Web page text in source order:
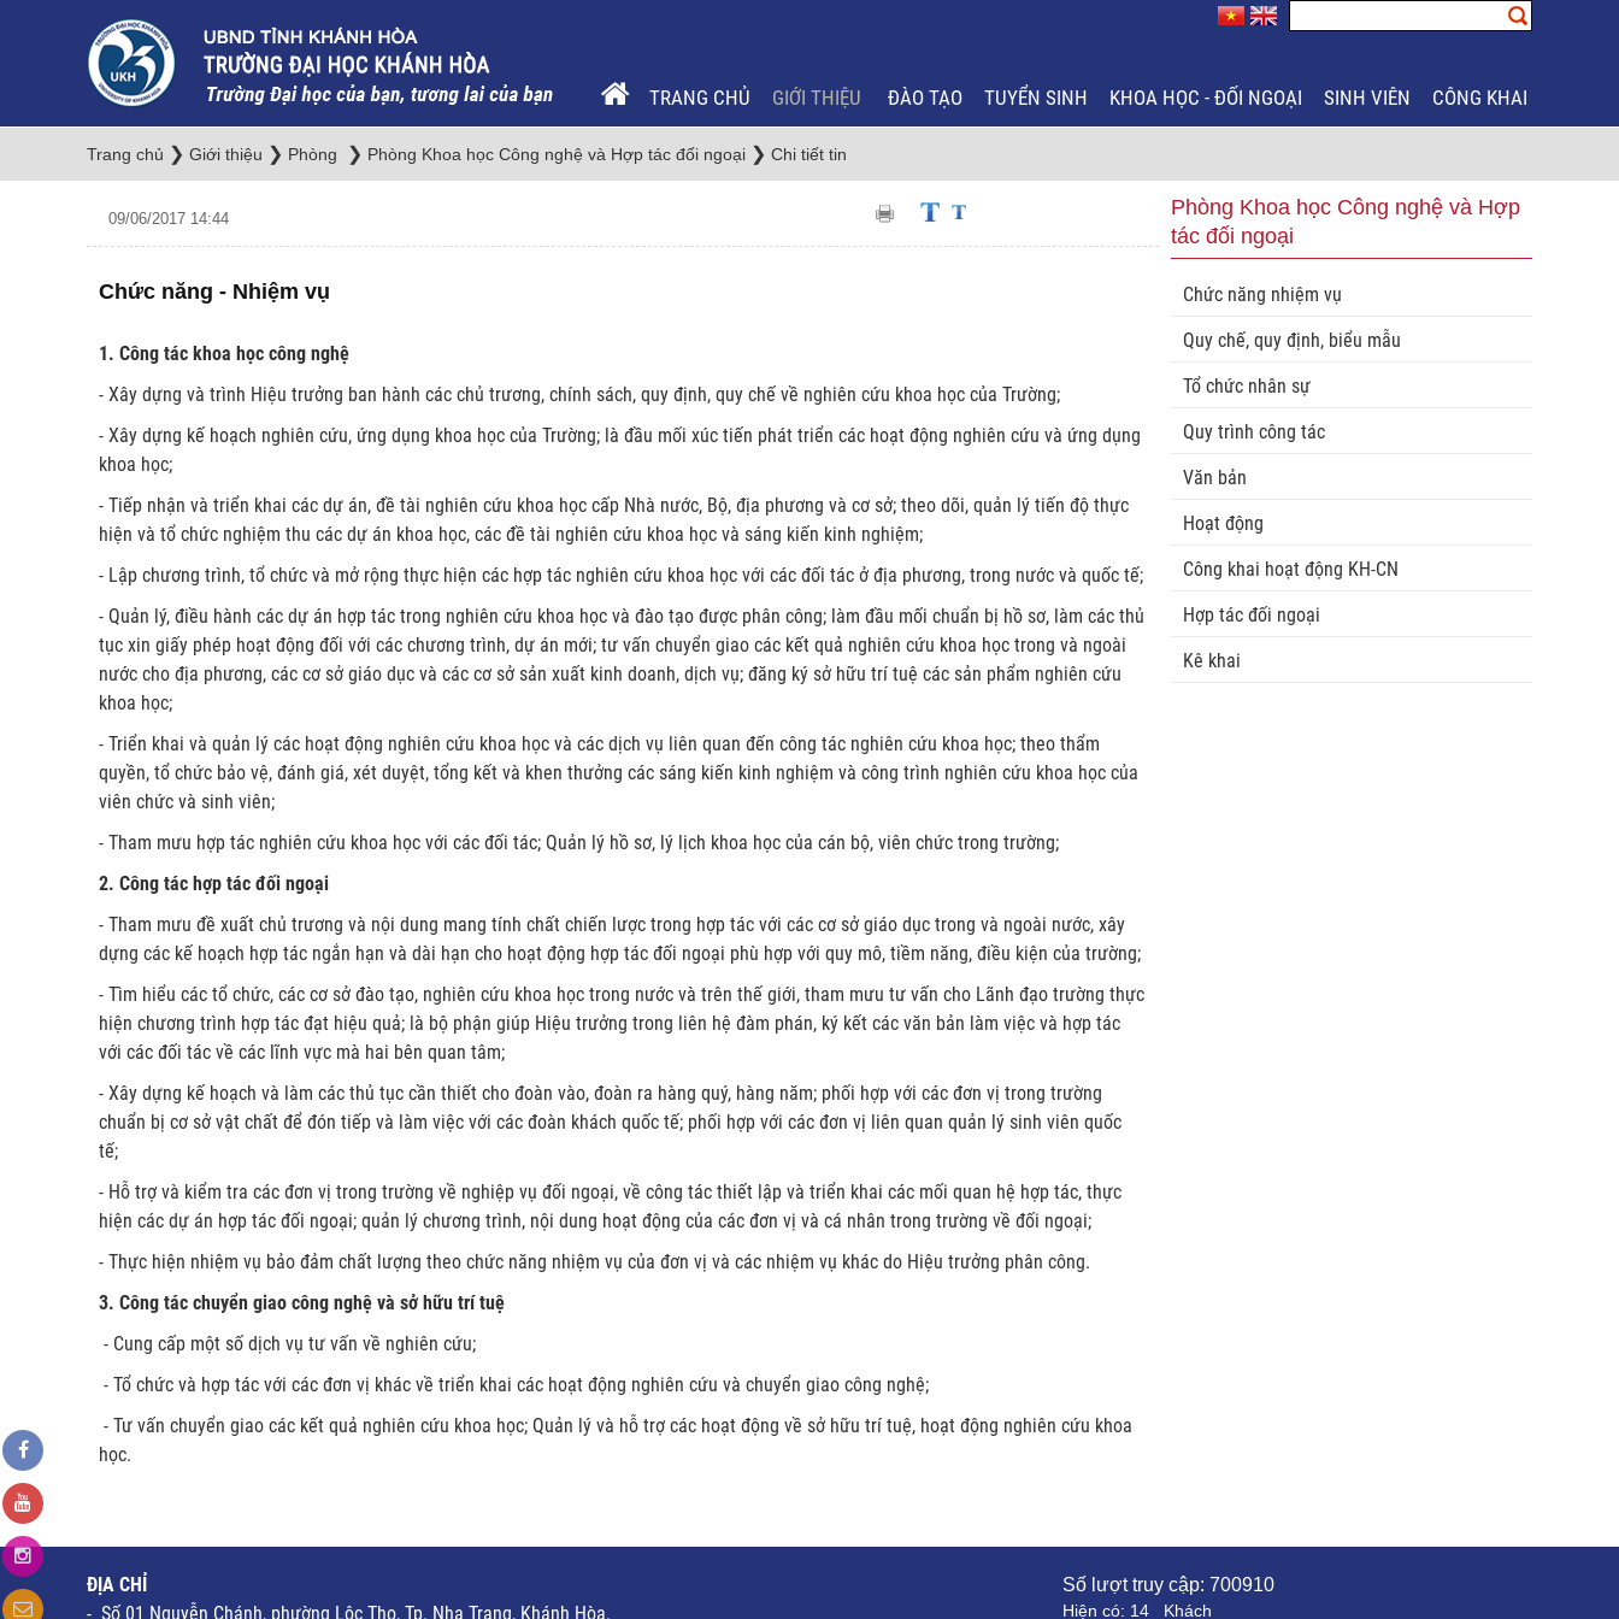
TRANG CHỦ GIỚI THIỆU ĐÀO TẠO TUYỂN SINH KHOA HỌC - ĐỐI NGOẠI SINH VIÊN CÔNG KHAI
Trang chủ ❯ Giới thiệu ❯ Phòng ❯ Phòng Khoa học Công nghệ và Hợp tác đối ngoại ❯ Chi tiết tin
09/06/2017 14:44
Chức năng - Nhiệm vụ
1. Công tác khoa học công nghệ
- Xây dựng và trình Hiệu trưởng ban hành các chủ trương, chính sách, quy định, quy chế về nghiên cứu khoa học của Trường;
- Xây dựng kế hoạch nghiên cứu, ứng dụng khoa học của Trường; là đầu mối xúc tiến phát triển các hoạt động nghiên cứu và ứng dụng
khoa học;
- Tiếp nhận và triển khai các dự án, đề tài nghiên cứu khoa học cấp Nhà nước, Bộ, địa phương và cơ sở; theo dõi, quản lý tiến độ thực
hiện và tổ chức nghiệm thu các dự án khoa học, các đề tài nghiên cứu khoa học và sáng kiến kinh nghiệm;
- Lập chương trình, tổ chức và mở rộng thực hiện các hợp tác nghiên cứu khoa học với các đối tác ở địa phương, trong nước và quốc tế;
- Quản lý, điều hành các dự án hợp tác trong nghiên cứu khoa học và đào tạo được phân công; làm đầu mối chuẩn bị hồ sơ, làm các thủ
tục xin giấy phép hoạt động đối với các chương trình, dự án mới; tư vấn chuyển giao các kết quả nghiên cứu khoa học trong và ngoài
nước cho địa phương, các cơ sở giáo dục và các cơ sở sản xuất kinh doanh, dịch vụ; đăng ký sở hữu trí tuệ các sản phẩm nghiên cứu
khoa học;
- Triển khai và quản lý các hoạt động nghiên cứu khoa học và các dịch vụ liên quan đến công tác nghiên cứu khoa học; theo thẩm
quyền, tổ chức bảo vệ, đánh giá, xét duyệt, tổng kết và khen thưởng các sáng kiến kinh nghiệm và công trình nghiên cứu khoa học của
viên chức và sinh viên;
- Tham mưu hợp tác nghiên cứu khoa học với các đối tác; Quản lý hồ sơ, lý lịch khoa học của cán bộ, viên chức trong trường;
2. Công tác hợp tác đối ngoại
- Tham mưu đề xuất chủ trương và nội dung mang tính chất chiến lược trong hợp tác với các cơ sở giáo dục trong và ngoài nước, xây
dựng các kế hoạch hợp tác ngắn hạn và dài hạn cho hoạt động hợp tác đối ngoại phù hợp với quy mô, tiềm năng, điều kiện của trường;
- Tìm hiểu các tổ chức, các cơ sở đào tạo, nghiên cứu khoa học trong nước và trên thế giới, tham mưu tư vấn cho Lãnh đạo trường thực
hiện chương trình hợp tác đạt hiệu quả; là bộ phận giúp Hiệu trưởng trong liên hệ đàm phán, ký kết các văn bản làm việc và hợp tác
với các đối tác về các lĩnh vực mà hai bên quan tâm;
- Xây dựng kế hoạch và làm các thủ tục cần thiết cho đoàn vào, đoàn ra hàng quý, hàng năm; phối hợp với các đơn vị trong trường
chuẩn bị cơ sở vật chất để đón tiếp và làm việc với các đoàn khách quốc tế; phối hợp với các đơn vị liên quan quản lý sinh viên quốc
tế;
- Hỗ trợ và kiểm tra các đơn vị trong trường về nghiệp vụ đối ngoại, về công tác thiết lập và triển khai các mối quan hệ hợp tác, thực
hiện các dự án hợp tác đối ngoại; quản lý chương trình, nội dung hoạt động của các đơn vị và cá nhân trong trường về đối ngoại;
- Thực hiện nhiệm vụ bảo đảm chất lượng theo chức năng nhiệm vụ của đơn vị và các nhiệm vụ khác do Hiệu trưởng phân công.
3. Công tác chuyển giao công nghệ và sở hữu trí tuệ
- Cung cấp một số dịch vụ tư vấn về nghiên cứu;
- Tổ chức và hợp tác với các đơn vị khác về triển khai các hoạt động nghiên cứu và chuyển giao công nghệ;
- Tư vấn chuyển giao các kết quả nghiên cứu khoa học; Quản lý và hỗ trợ các hoạt động về sở hữu trí tuệ, hoạt động nghiên cứu khoa
học.
Phòng Khoa học Công nghệ và Hợp
tác đối ngoại
Chức năng nhiệm vụ
Quy chế, quy định, biểu mẫu
Tổ chức nhân sự
Quy trình công tác
Văn bản
Hoạt động
Công khai hoạt động KH-CN
Hợp tác đối ngoại
Kê khai
ĐỊA CHỈ
- Số 01 Nguyễn Chánh, phường Lộc Thọ, Tp. Nha Trang, Khánh Hòa.
Số lượt truy cập: 700910
Hiện có: 14 Khách